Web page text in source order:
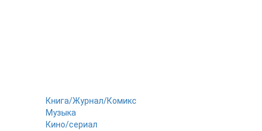
Книга/Журнал/Комикс
Музыка
Кино/сериал